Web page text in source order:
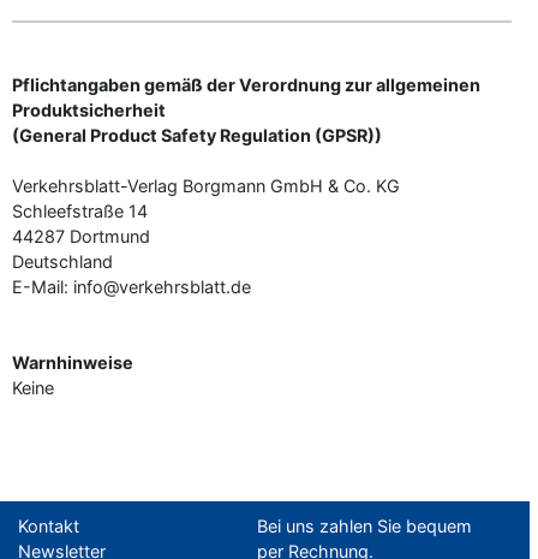
Pflichtangaben gemäß der Verordnung zur allgemeinen
Produktsicherheit
(General Product Safety Regulation (GPSR))
Verkehrsblatt-Verlag Borgmann GmbH & Co. KG
Schleefstraße 14
44287 Dortmund
Deutschland
E-Mail: info@verkehrsblatt.de
Warnhinweise
Keine
Kontakt
Newsletter
Bei uns zahlen Sie bequem
per Rechnung.